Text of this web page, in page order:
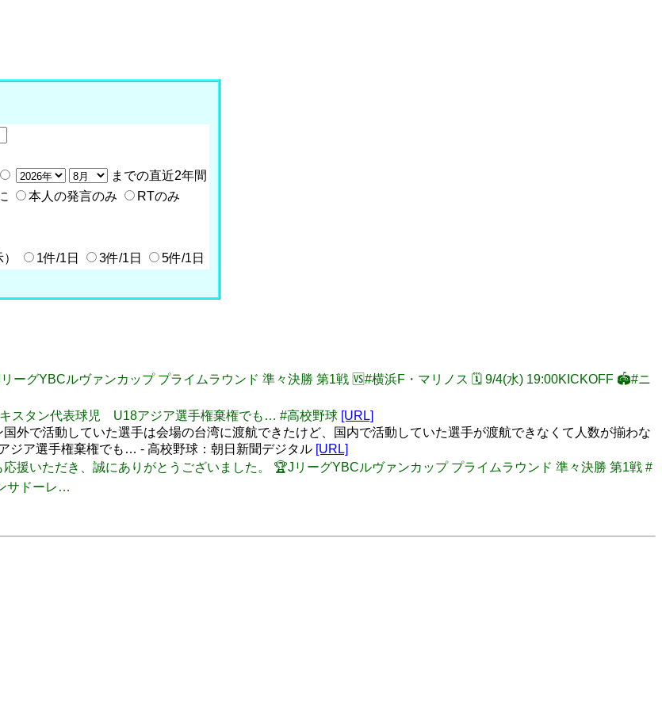
までの直近2年間
本人の発言のみ
RTのみ
1件/1日 3件/1日 5件/1日
ーグYBCルヴァンカップ プライムラウンド 準々決勝 第1戦 🆚#横浜F・マリノス 🗓 9/4(水) 19:00KICKOFF 🏟#ニ
スタン代表球児 U18アジア選手権棄権でも… #高校野球 [URL]
外で活動していた選手は会場の台湾に渡航できたけど、国内で活動していた選手が渡航できなくて人数が揃わな
ア選手権棄権でも… - 高校野球：朝日新聞デジタル [URL]
援いただき、誠にありがとうございました。 🏆JリーグYBCルヴァンカップ プライムラウンド 準々決勝 第1戦 #
サドーレ…